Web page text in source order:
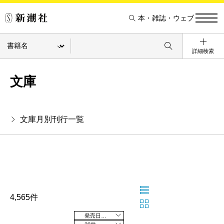
本・雑誌・ウェブ
詳細検索
文庫
文庫月別刊行一覧
4,565件